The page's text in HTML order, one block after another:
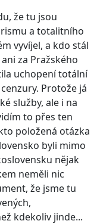
že tu jsou
a totalitního
vyvíjel, a kdo stál
za Pražského
uchopení totální
Protože já
služby, ale i na
to přes ten
položená otázka
byli mimo
nějak
neměli nic
že jsme tu
kdekoliv jinde...